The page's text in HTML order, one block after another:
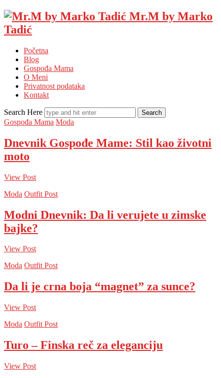
Mr.M by Marko
Tadić
Početna
Blog
Gospođa Mama
O Meni
Privatnost podataka
Kontakt
Search Here
Gospođa Mama Moda
Dnevnik Gospođe Mame: Stil kao životni
moto
View Post
Moda Outfit Post
Modni Dnevnik: Da li verujete u zimske
bajke?
View Post
Moda Outfit Post
Da li je crna boja “magnet” za sunce?
View Post
Moda Outfit Post
Turo – Finska reč za eleganciju
View Post